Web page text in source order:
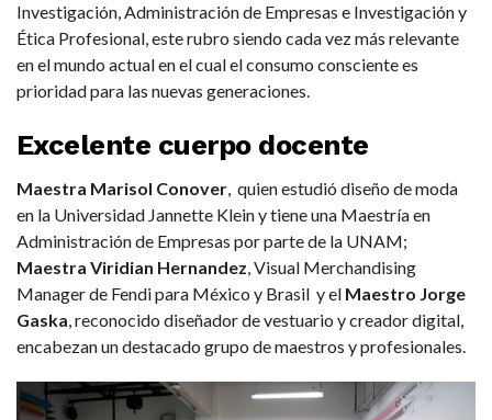
Investigación, Administración de Empresas e Investigación y
Ética Profesional, este rubro siendo cada vez más relevante
en el mundo actual en el cual el consumo consciente es
prioridad para las nuevas generaciones.
Excelente cuerpo docente
Maestra Marisol Conover, quien estudió diseño de moda
en la Universidad Jannette Klein y tiene una Maestría en
Administración de Empresas por parte de la UNAM;
Maestra Viridian Hernandez, Visual Merchandising
Manager de Fendi para México y Brasil y el Maestro Jorge
Gaska, reconocido diseñador de vestuario y creador digital,
encabezan un destacado grupo de maestros y profesionales.